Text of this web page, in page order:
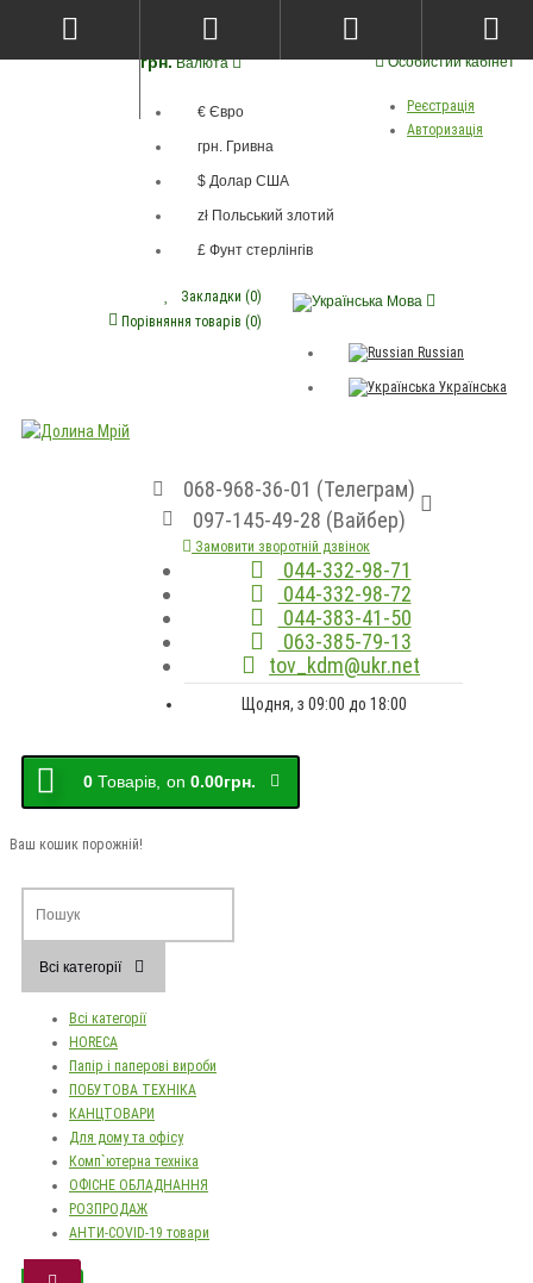
Особистий кабінет
Реєстрація
Авторизація
грн. Валюта
€ Євро
грн. Гривна
$ Долар США
zł Польський злотий
£ Фунт стерлінгів
Мова
Russian
Українська
Закладки (0)
Порівняння товарів (0)
068-968-36-01 (Телеграм)
097-145-49-28 (Вайбер)
Замовити зворотній дзвінок
044-332-98-71
044-332-98-72
044-383-41-50
063-385-79-13
tov_kdm@ukr.net
Щодня, з 09:00 до 18:00
0 Товарів, on 0.00грн.
Ваш кошик порожній!
Всі категорії
Всі категорії
HORECA
Папір і паперові вироби
ПОБУТОВА ТЕХНІКА
КАНЦТОВАРИ
Для дому та офісу
Комп`ютерна техніка
ОФІСНЕ ОБЛАДНАННЯ
РОЗПРОДАЖ
АНТИ-COVID-19 товари